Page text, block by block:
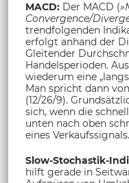
MACD: Der MACD (
Convergence/
trendfolgenden
erfolgt anhand der
Gleitender
Handelsperioden.
wiederum eine
Man spricht dann
(12/26/9).
sich, wenn die
unten nach oben
eines Verkaufssignals.
Slow-Stochastik-
hilft gerade in